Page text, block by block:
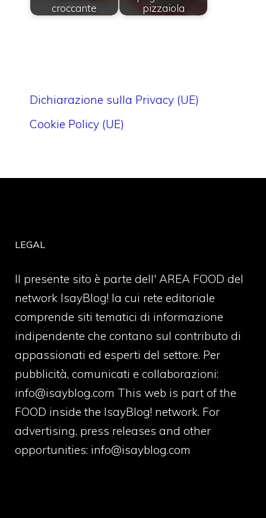
croccante
pizzaiola
Dichiarazione sulla Privacy (UE)
Cookie Policy (UE)
LEGAL
Il presente sito è parte dell' AREA FOOD del
network IsayBlog! la cui rete editoriale
comprende siti tematici di informazione
indipendente che contano sul contributo di
appassionati ed esperti del settore. Per
pubblicità, comunicati e collaborazioni:
info@isayblog.com This web is part of the
FOOD inside the IsayBlog! network. For
advertising, press releases and other
opportunities: info@isayblog.com